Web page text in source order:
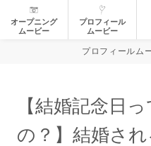
プロフィールム
オープニング
ムービー
プロフィール
ムービー
【結婚記念日
の？】結婚さ